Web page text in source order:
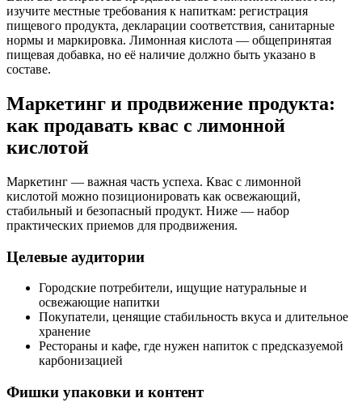
изучите местные требования к напиткам: регистрация
пищевого продукта, декларации соответствия, санитарные
нормы и маркировка. Лимонная кислота — общепринятая
пищевая добавка, но её наличие должно быть указано в
составе.
Маркетинг и продвижение продукта:
как продавать квас с лимонной
кислотой
Маркетинг — важная часть успеха. Квас с лимонной
кислотой можно позиционировать как освежающий,
стабильный и безопасный продукт. Ниже — набор
практических приемов для продвижения.
Целевые аудитории
Городские потребители, ищущие натуральные и
освежающие напитки
Покупатели, ценящие стабильность вкуса и длительное
хранение
Рестораны и кафе, где нужен напиток с предсказуемой
карбонизацией
Фишки упаковки и контент